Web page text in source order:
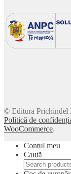
© Editura Prichindel
Politică de
WooCommerce.
Contul meu
Caută
Search
for: